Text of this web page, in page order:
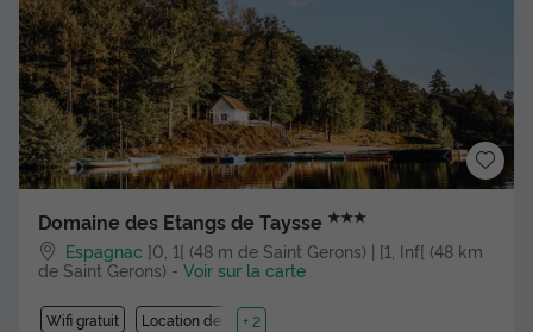
Domaine des Etangs de Taysse ★★★
Espagnac ]0, 1[ (48 m de Saint Gerons) | [1, Inf[ (48 km
de Saint Gerons) - Voir sur la carte
Wifi gratuit Location de vélos
+ 2